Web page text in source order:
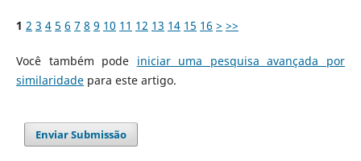
1 2 3 4 5 6 7 8 9 10 11 12 13 14 15 16 > >>
Você também pode iniciar uma pesquisa avançada por
similaridadepara este artigo.
Enviar Submissão